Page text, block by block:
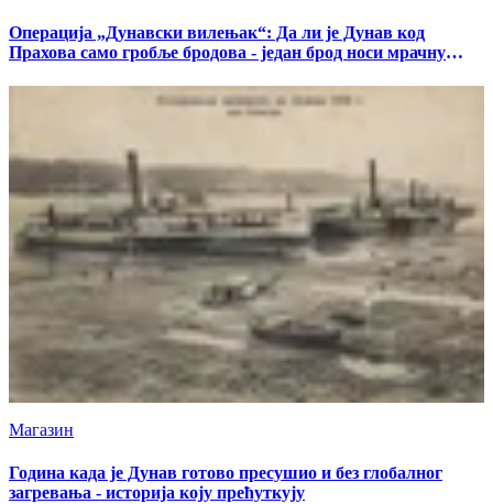
Операција „Дунавски вилењак“: Да ли је Дунав код
Прахова само гробље бродова - један брод носи мрачну
Магазин
Година када је Дунав готово пресушио и без глобалног
загревања - историја коју прећуткују